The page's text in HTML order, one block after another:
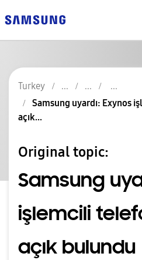
Turkey
Samsung uyardı: Exynos
açık...
Original topic:
Samsung
işlemcili
açık bulundu